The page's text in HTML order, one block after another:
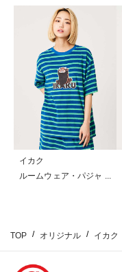
イカク
ルームウェア・パジャマ
TOP オリジナル イカク